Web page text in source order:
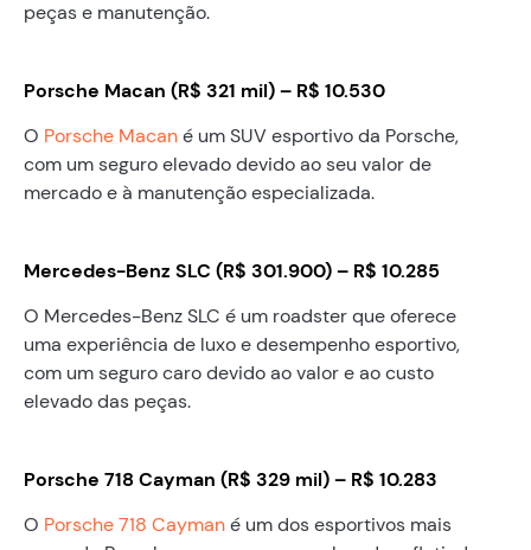
peças e manutenção.
Porsche Macan (R$ 321 mil) – R$ 10.530
O Porsche Macané um SUV esportivo da Porsche,
com um seguro elevado devido ao seu valor de
mercado e à manutenção especializada.
Mercedes-Benz SLC (R$ 301.900) – R$ 10.285
O Mercedes-Benz SLC é um roadster que oferece
uma experiência de luxo e desempenho esportivo,
com um seguro caro devido ao valor e ao custo
elevado das peças.
Porsche 718 Cayman (R$ 329 mil) – R$ 10.283
O Porsche 718 Caymané um dos esportivos mais